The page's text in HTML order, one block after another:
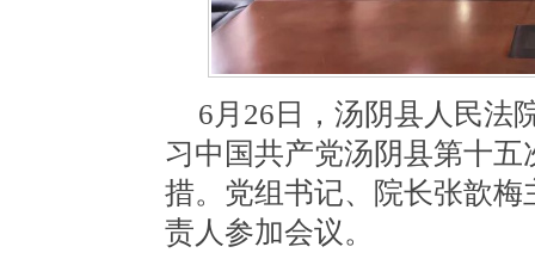
6月26日，汤阴县人民法
习中国共产党汤阴县第十
措。党组书记、院长张歆
责人参加会议。